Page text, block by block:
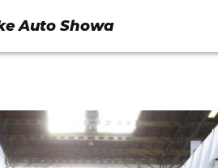
Auto Showa